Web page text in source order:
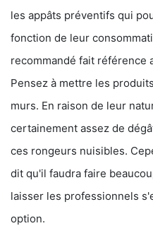
les appâts préventifs qui
fonction de leur
recommandé fait référence
Pensez à mettre les
murs. En raison de leur
certainement assez de
ces rongeurs nuisibles.
dit qu'il faudra faire
laisser les professionnels
option.